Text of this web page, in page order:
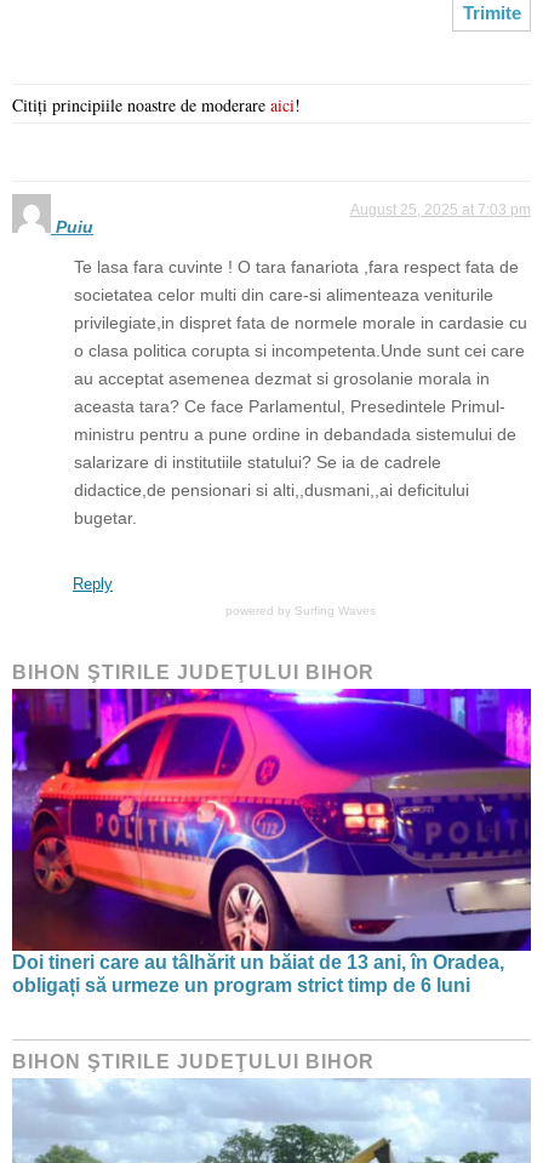
Citiți principiile noastre de moderare aici!
Puiu
August 25, 2025 at 7:03 pm
Te lasa fara cuvinte ! O tara fanariota ,fara respect fata de
societatea celor multi din care-si alimenteaza veniturile
privilegiate,in dispret fata de normele morale in cardasie cu
o clasa politica corupta si incompetenta.Unde sunt cei care
au acceptat asemenea dezmat si grosolanie morala in
aceasta tara? Ce face Parlamentul, Presedintele Primul-
ministru pentru a pune ordine in debandada sistemului de
salarizare di institutiile statului? Se ia de cadrele
didactice,de pensionari si alti,,dusmani,,ai deficitului
bugetar.
Reply
powered by Surfing Waves
BIHON ŞTIRILE JUDEŢULUI BIHOR
Doi tineri care au tâlhărit un băiat de 13 ani, în Oradea,
obligați să urmeze un program strict timp de 6 luni
BIHON ŞTIRILE JUDEŢULUI BIHOR